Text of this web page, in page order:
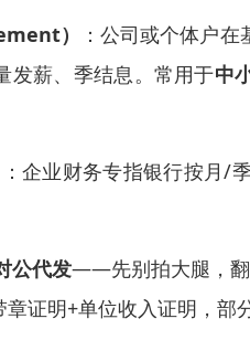
）
：公司或个体户
发薪、季结息。常用于中
：企业财务专指银行按月/
公代发——先别拍大腿，翻
证明+单位收入证明，部